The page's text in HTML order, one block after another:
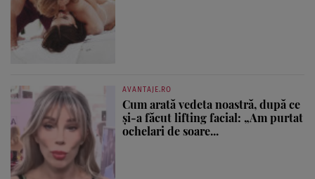
AVANTAJE.RO
Cum arată vedeta noastră, după ce
și-a făcut lifting facial: „Am purtat
ochelari de soare...